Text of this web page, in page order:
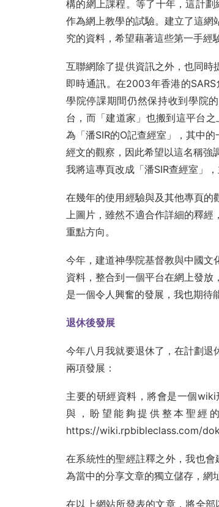
構的網上課程。等了十年，這計
作為網上教學的試驗。建立了這
究的資料，希望藉著這些第一手經
互聯網除了提供資訊之外，也同
即時通訊。在2003年香港的
學院停課期間仍然保持收到學院
台，而「建道家」也搬到這平台
為「潘SIR的O記查經室」，其中
經文的觀察，因此希望以這名稱
我將這專頁改成「潘SIR查經室」
在幾年的使用經驗與及其他專頁
上圖片，雖然不適合作詳細的釋
重點方向。
今年，建道神學院基督教與中國
資料，整合到一個平台在網上發
是一個令人興奮的發展，我也期待
退休後發展
今年八月我就要退休了，在計劃退
兩項發展：
主要的研經資料，將會是一個
與，盼望能夠提供整本聖經
https://wiki.rpbibleclass.com/
在系統性的聖經註釋之外，我也
為當中的分享文章的獨立儲存，
在以上網站所發表的文章，將全